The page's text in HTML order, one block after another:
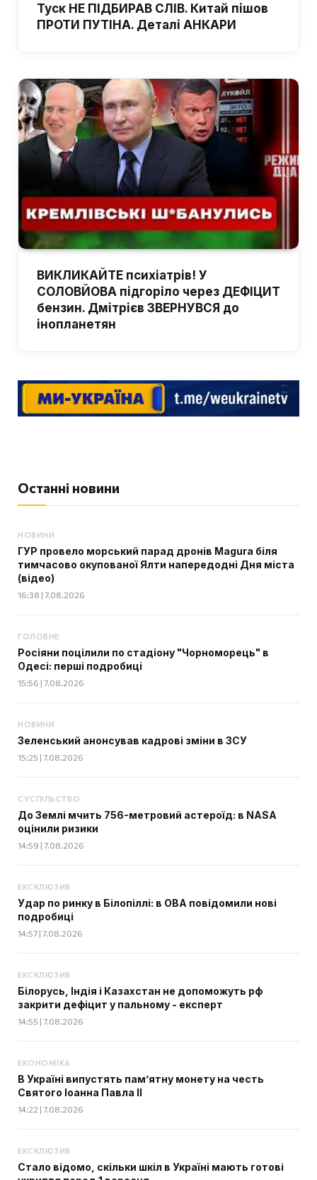
Туск НЕ ПІДБИРАВ СЛІВ. Китай пішов
ПРОТИ ПУТІНА. Деталі АНКАРИ
ВИКЛИКАЙТЕ психіатрів! У
СОЛОВЙОВА підгоріло через ДЕФІЦИТ
бензин. Дмітрієв ЗВЕРНУВСЯ до
інопланетян
Останні новини
НОВИНИ
ГУР провело морський парад дронів Magura біля
тимчасово окупованої Ялти напередодні Дня міста
(відео)
16:38 | 7.08.2026
ГОЛОВНЕ
Росіяни поцілили по стадіону "Чорноморець" в
Одесі: перші подробиці
15:56 | 7.08.2026
НОВИНИ
Зеленський анонсував кадрові зміни в ЗСУ
15:25 | 7.08.2026
СУСПІЛЬСТВО
До Землі мчить 756-метровий астероїд: в NASA
оцінили ризики
14:59 | 7.08.2026
ЕКСКЛЮЗИВ
Удар по ринку в Білопіллі: в ОВА повідомили нові
подробиці
14:57 | 7.08.2026
ЕКСКЛЮЗИВ
Білорусь, Індія і Казахстан не допоможуть рф
закрити дефіцит у пальному - експерт
14:55 | 7.08.2026
ЕКОНОМІКА
В Україні випустять пам’ятну монету на честь
Святого Іоанна Павла II
14:22 | 7.08.2026
ЕКСКЛЮЗИВ
Стало відомо, скільки шкіл в Україні мають готові